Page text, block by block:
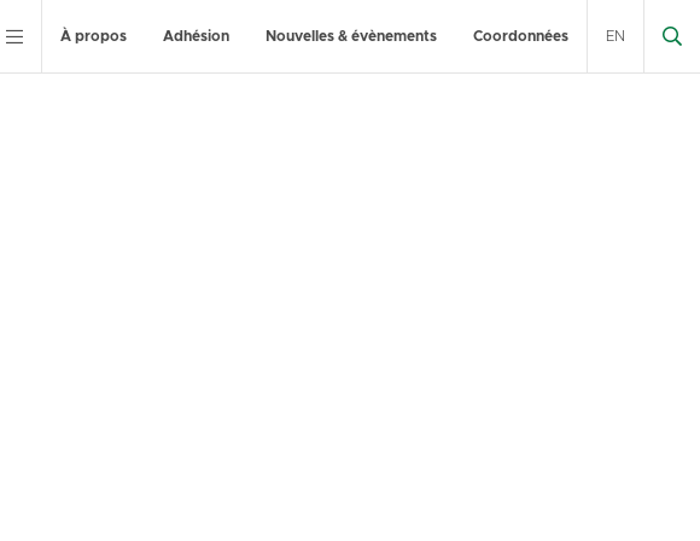
À propos Adhésion Nouvelles & évènements Coordonnées EN